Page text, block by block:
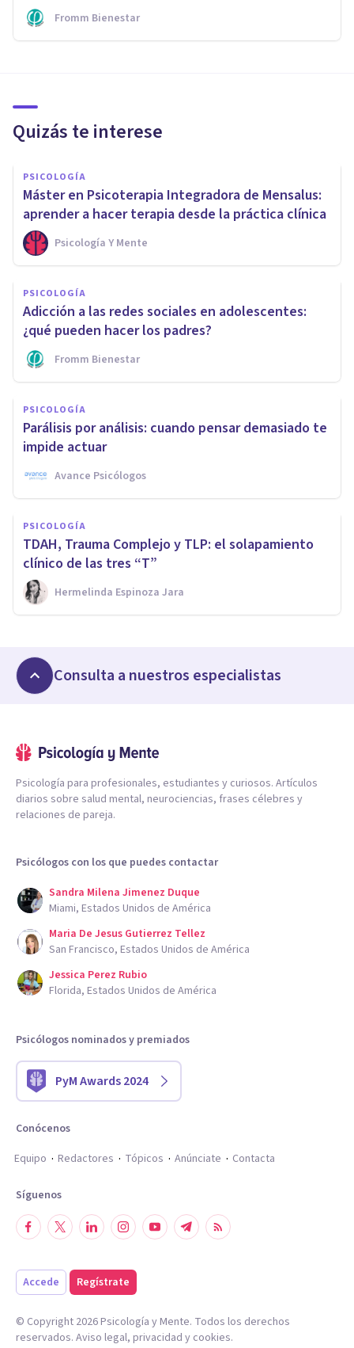
Fromm Bienestar
Quizás te interese
PSICOLOGÍA
Máster en Psicoterapia Integradora de Mensalus:
aprender a hacer terapia desde la práctica clínica
Psicología Y Mente
PSICOLOGÍA
Adicción a las redes sociales en adolescentes:
¿qué pueden hacer los padres?
Fromm Bienestar
PSICOLOGÍA
Parálisis por análisis: cuando pensar demasiado te
impide actuar
Avance Psicólogos
PSICOLOGÍA
TDAH, Trauma Complejo y TLP: el solapamiento
clínico de las tres “T”
Hermelinda Espinoza Jara
Consulta a nuestros especialistas
Psicología para profesionales, estudiantes y curiosos. Artículos
diarios sobre salud mental, neurociencias, frases célebres y
relaciones de pareja.
Psicólogos con los que puedes contactar
Sandra Milena Jimenez Duque
Miami, Estados Unidos de América
Maria De Jesus Gutierrez Tellez
San Francisco, Estados Unidos de América
Jessica Perez Rubio
Florida, Estados Unidos de América
Psicólogos nominados y premiados
PyM Awards 2024
Conócenos
Equipo
Redactores Tópicos Anúnciate Contacta
Síguenos
Accede Regístrate
© Copyright 2026Psicología y Mente. Todos los derechos
reservados. Aviso legal, privacidad y cookies.